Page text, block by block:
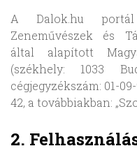
A Dalok.hu
Zeneművészek és
által alapított
(székhely: 1033
cégjegyzékszám: 01-
42, a továbbiakban:
2.